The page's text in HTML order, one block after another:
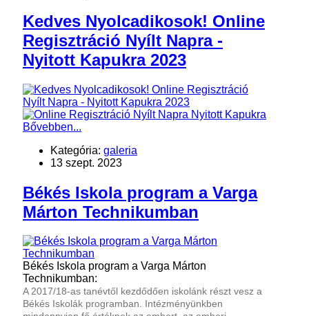
Kedves Nyolcadikosok! Online
Regisztráció Nyílt Napra -
Nyitott Kapukra 2023
Bővebben...
Kategória: galeria
13 szept. 2023
Békés Iskola program a Varga
Márton Technikumban
Békés Iskola program a Varga Márton
Technikumban:
A 2017/18-as tanévtől kezdődően iskolánk részt vesz a
Békés Iskolák programban. Intézményünkben